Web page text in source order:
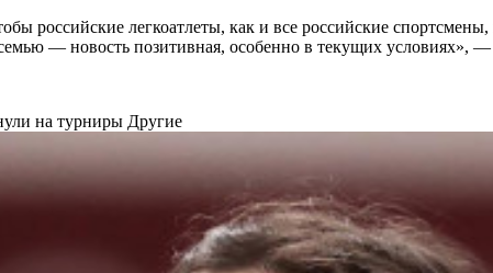
российские легкоатлеты, как и все российские
— новость позитивная, особенно в текущих условиях», —
на турниры Другие